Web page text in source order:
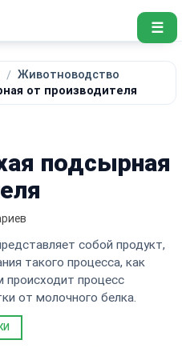
☰
Животноводство
от производителя
подсырная
собой продукт,
такого процесса, как
происходит процесс
от молочного белка.